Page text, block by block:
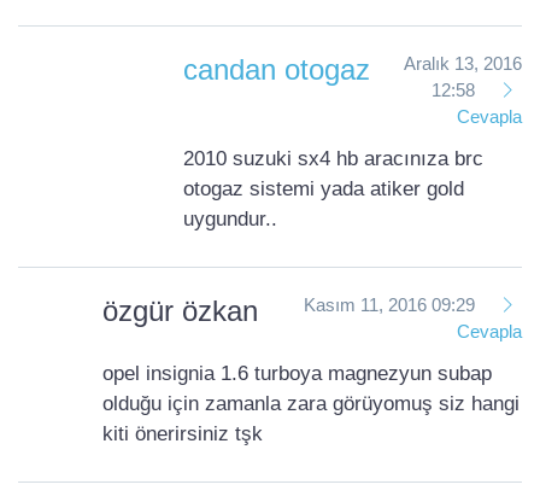
candan otogaz
Aralık 13, 2016
12:58
Cevapla
2010 suzuki sx4 hb aracınıza brc
otogaz sistemi yada atiker gold
uygundur..
özgür özkan
Kasım 11, 2016 09:29
Cevapla
opel insignia 1.6 turboya magnezyun subap
olduğu için zamanla zara görüyomuş siz hangi
kiti önerirsiniz tşk